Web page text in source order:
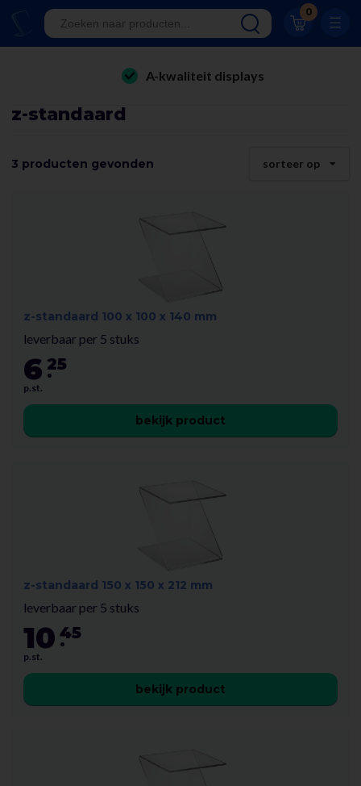
0
kaarthouders
Klantwaardering 8.9
A-kwaliteit displays
Eigen productie
Klantwaardering 8.9
z-standaard
3 producten gevonden sorteer op
z-standaard 100 x 100 x 140 mm
leverbaar per 5 stuks
6 .
25
p.st.
bekijk product
z-standaard 150 x 150 x 212 mm
leverbaar per 5 stuks
10 .
45
p.st.
bekijk product